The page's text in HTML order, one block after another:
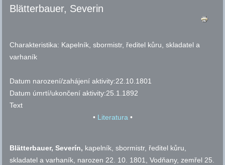
Blätterbauer, Severin
Charakteristika: Kapelník, sbormistr, ředitel kůru, skladatel a
varhaník
Datum narození/zahájení aktivity:22.10.1801
Datum úmrtí/ukončení aktivity:25.1.1892
Text
• Literatura•
Blätterbauer, Severín, kapelník, sbormistr, ředitel kůru,
skladatel a varhaník, narozen 22. 10. 1801, Vodňany, zemřel 25.